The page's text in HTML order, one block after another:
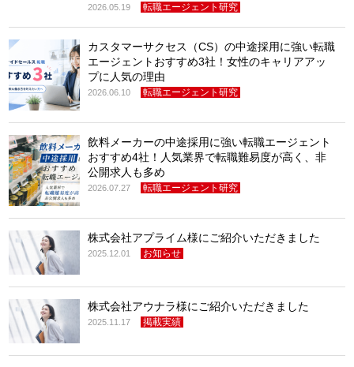
2026.05.19 転職エージェント研究
カスタマーサクセス（CS）の中途採用に強い転職
エージェントおすすめ3社！女性のキャリアアッ
プに人気の理由
2026.06.10 転職エージェント研究
飲料メーカーの中途採用に強い転職エージェント
おすすめ4社！人気業界で転職難易度が高く、非
公開求人も多め
2026.07.27 転職エージェント研究
株式会社アプライム様にご紹介いただきました
2025.12.01 お知らせ
株式会社アウナラ様にご紹介いただきました
2025.11.17 掲載実績